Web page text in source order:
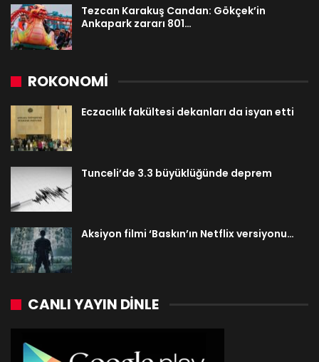
Tezcan Karakuş Candan: Gökçek’in
Ankapark zararı 801…
ROKONOMİ
Eczacılık fakültesi dekanları da isyan etti
Tunceli’de 3.3 büyüklüğünde deprem
Aksiyon filmi ‘Baskın’ın Netflix versiyonu…
CANLI YAYIN DINLE